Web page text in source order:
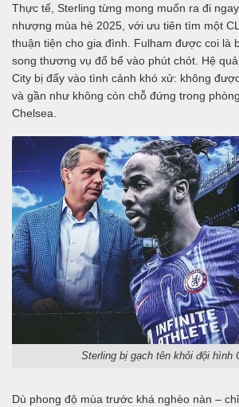
Thực tế, Sterling từng mong muốn ra đi
nhượng mùa hè 2025, với ưu tiên tìm một
thuận tiện cho gia đình. Fulham được coi là
song thương vụ đổ bể vào phút chót. Hệ
City bị đẩy vào tình cảnh khó xử: không
và gần như không còn chỗ đứng trong
Chelsea.
Sterling bị gạch tên khỏi đội hình
Dù phong độ mùa trước khá nghèo nàn –